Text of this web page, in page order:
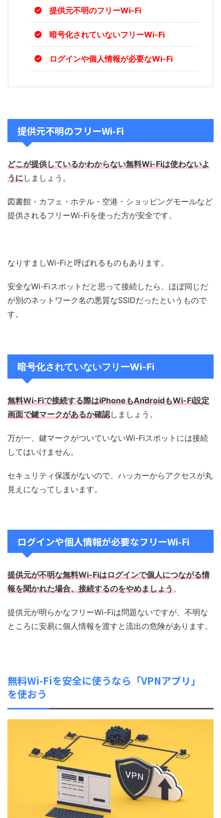
提供元不明のフリーWi-Fi
暗号化されていないフリーWi-Fi
ログインや個人情報が必要なWi-Fi
提供元不明のフリーWi-Fi
どこが提供しているかわからない無料Wi-Fiは使わないよ
うにしましょう。
図書館・カフェ・ホテル・空港・ショッピングモールなど
提供されるフリーWi-Fiを使った方が安全です。
なりすましWi-Fiと呼ばれるものもあります。
安全なWi-Fiスポットだと思って接続したら、ほぼ同じだ
が別のネットワーク名の悪質なSSIDだったというもので
す。
暗号化されていないフリーWi-Fi
無料Wi-Fiで接続する際はiPhoneもAndroidもWi-Fi設定
画面で鍵マークがあるか確認しましょう。
万が一、鍵マークがついていないWi-Fiスポットには接続
してはいけません。
セキュリティ保護がないので、ハッカーからアクセスが丸
見えになってしまいます。
ログインや個人情報が必要なフリーWi-Fi
提供元が不明な無料Wi-Fiはログインで個人につながる情
報を聞かれた場合、接続するのをやめましょう。
提供元が明らかなフリーWi-Fiは問題ないですが、不明な
ところに安易に個人情報を渡すと流出の危険があります。
無料Wi-Fiを安全に使うなら「VPNアプリ」
を使おう